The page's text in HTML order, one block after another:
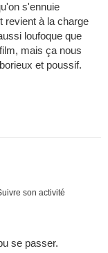
s'ennuie
revient à la charge
loufoque que
mais ça nous
et poussif.
son activité
se passer.